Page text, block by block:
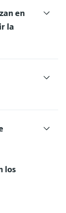
en
la
los